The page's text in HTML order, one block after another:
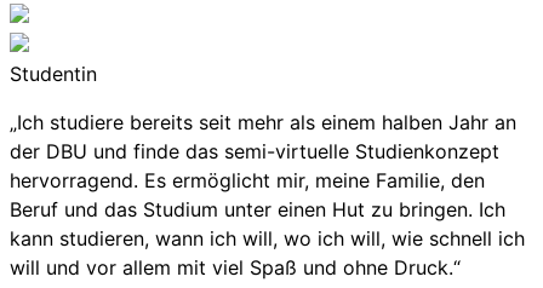
Studentin
„Ich studiere bereits seit mehr als einem halben Jahr an
der DBU und finde das semi-virtuelle Studienkonzept
hervorragend. Es ermöglicht mir, meine Familie, den
Beruf und das Studium unter einen Hut zu bringen. Ich
kann studieren, wann ich will, wo ich will, wie schnell ich
will und vor allem mit viel Spaß und ohne Druck.“